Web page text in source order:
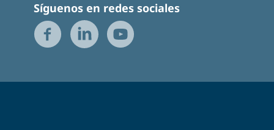
Síguenos en redes sociales